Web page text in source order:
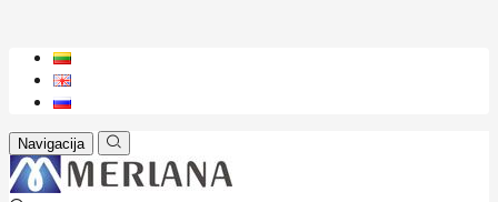
Navigacija